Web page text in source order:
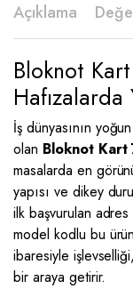
Açıklama
Bloknot Kart
Hafızalarda
İş dünyasının
olan Bloknot Kart
masalarda en
yapısı ve dikey
ilk başvurulan adres
model kodlu bu
ibaresiyle
bir araya getirir.